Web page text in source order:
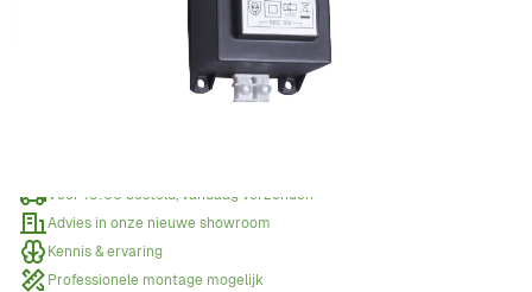
Offerte aanvragen
Voor 15:00 besteld, vandaag verzonden
Advies in onze nieuwe showroom
Kennis & ervaring
Professionele montage mogelijk